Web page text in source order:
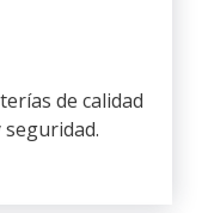
de calidad